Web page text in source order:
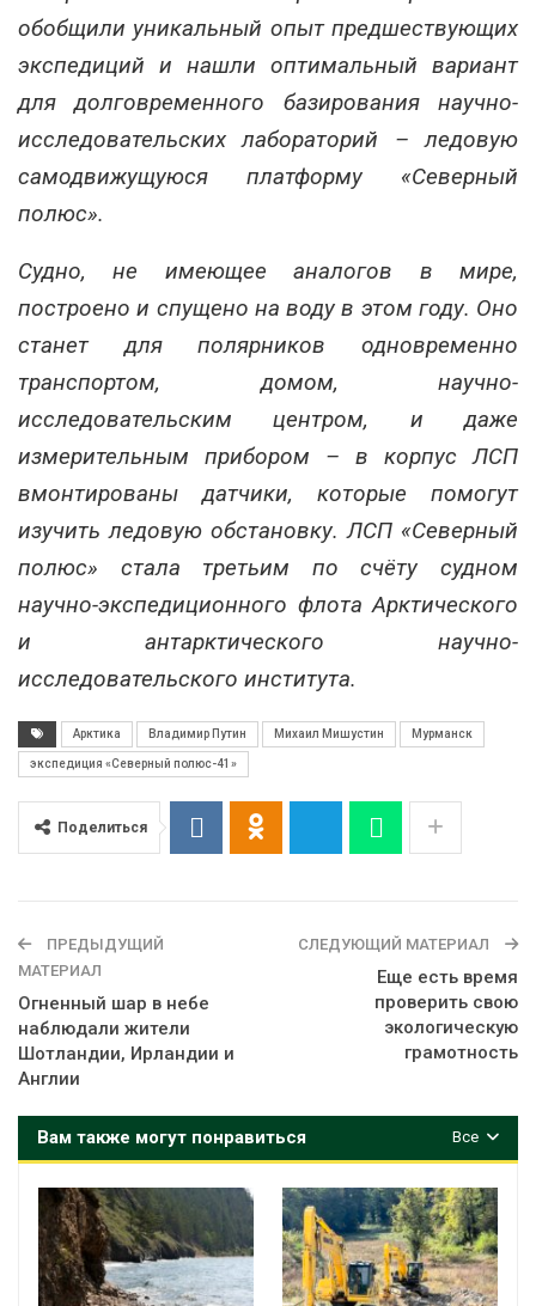
обобщили уникальный опыт предшествующих
экспедиций и нашли оптимальный вариант
для долговременного базирования научно-
исследовательских лабораторий – ледовую
самодвижущуюся платформу «Северный
полюс».
Судно, не имеющее аналогов в мире,
построено и спущено на воду в этом году. Оно
станет для полярников одновременно
транспортом, домом, научно-
исследовательским центром, и даже
измерительным прибором – в корпус ЛСП
вмонтированы датчики, которые помогут
изучить ледовую обстановку. ЛСП «Северный
полюс» стала третьим по счёту судном
научно-экспедиционного флота Арктического
и антарктического научно-
исследовательского института.
Арктика Владимир Путин Михаил Мишустин Мурманск
экспедиция «Северный полюс-41»
Поделиться
ПРЕДЫДУЩИЙ
МАТЕРИАЛ
Огненный шар в небе
наблюдали жители
Шотландии, Ирландии и
Англии
СЛЕДУЮЩИЙ МАТЕРИАЛ
Еще есть время
проверить свою
экологическую
грамотность
Все
Вам также могут понравиться